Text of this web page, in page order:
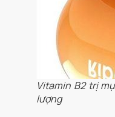
Vitamin B2 trị
lượng